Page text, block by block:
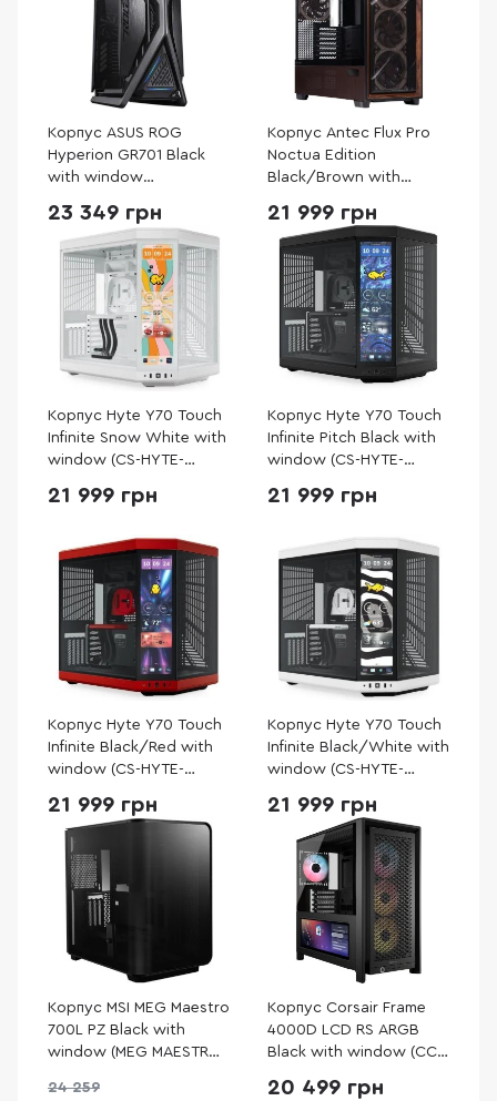
Корпус ASUS ROG
Hyperion GR701 Black
with window
23 349 грн
Корпус Antec Flux Pro
Noctua Edition
Black/Brown with
Noctua Edition)
21 999 грн
Корпус Hyte Y70 Touch
Infinite Snow White with
window (CS-HYTE-
21 999 грн
Корпус Hyte Y70 Touch
Infinite Pitch Black with
window (CS-HYTE-
21 999 грн
Корпус Hyte Y70 Touch
Infinite Black/Red with
window (CS-HYTE-
21 999 грн
Корпус Hyte Y70 Touch
Infinite Black/White with
window (CS-HYTE-
21 999 грн
Корпус MSI MEG Maestro
700L PZ Black with
window (MEG MAESTRO
24 259
Корпус Corsair Frame
4000D LCD RS ARGB
Black with window (CC-
20 499 грн